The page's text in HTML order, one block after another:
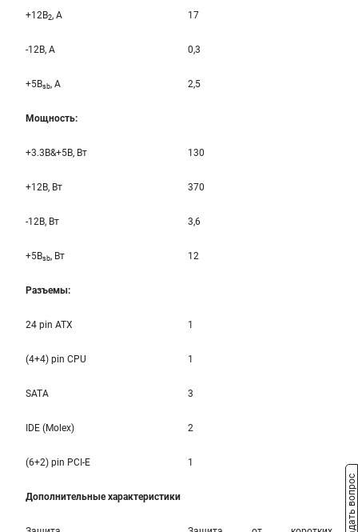
+12B2, A 17
-12B, A 0,3
+5Bsb, A 2,5
Мощность:
+3.3B&+5B, Вт 130
+12B, Вт 370
-12B, Вт 3,6
+5Bsb, Вт 12
Разъемы:
24 pin ATX 1
(4+4) pin CPU 1
SATA 3
IDE (Molex) 2
(6+2) pin PCI-E 1
Дополнительные характеристики Задать вопрос